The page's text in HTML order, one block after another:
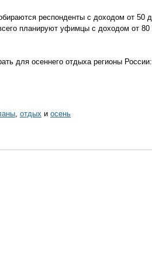
респонденты с доходом от 50
планируют уфимцы с доходом от 80
для осеннего отдыха регионы
, отдых и осень